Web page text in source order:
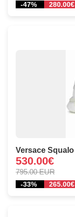
-47%
Versace Squalo
530.00€
795.00 EUR
-33%